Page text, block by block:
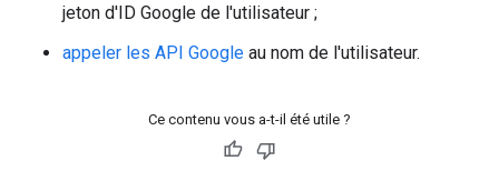
jeton d'ID Google de l'utilisateur ;
appeler les API Google au nom de l'utilisateur.
Ce contenu vous a-t-il été utile ?